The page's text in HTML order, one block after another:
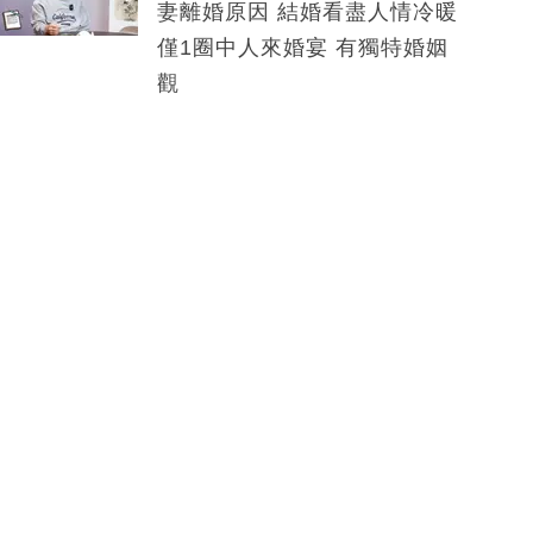
妻離婚原因 結婚看盡人情冷暖
僅1圈中人來婚宴 有獨特婚姻
觀